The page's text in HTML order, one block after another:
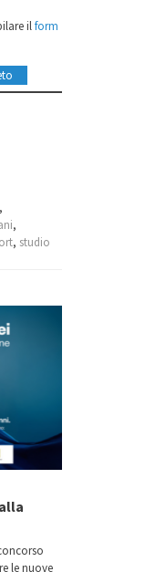
ilform
,
,
, studio
le nuove